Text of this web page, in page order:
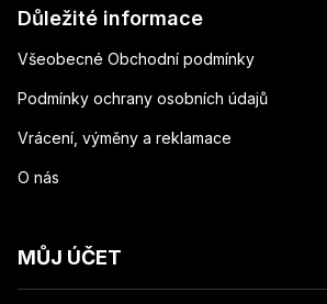
Důležité informace
Všeobecné Obchodní podmínky
Podmínky ochrany osobních údajů
Vrácení, výměny a reklamace
O nás
MŮJ ÚČET